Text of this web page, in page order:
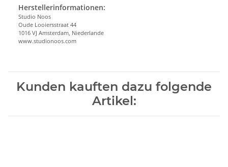
Herstellerinformationen:
Studio Noos
Oude Looiersstraat 44
1016 VJ Amsterdam, Niederlande
www.studionoos.com
Kunden kauften dazu folgende
Artikel: